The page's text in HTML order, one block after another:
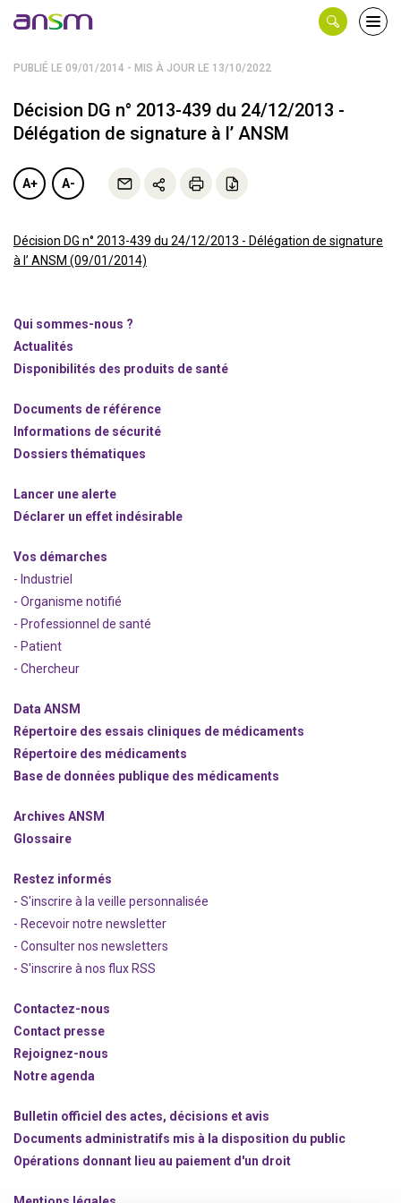
PUBLIÉ LE 09/01/2014 - MIS À JOUR LE 13/10/2022
Décision DG n° 2013-439 du 24/12/2013 -
Délégation de signature à l’ ANSM
A+ A-
Décision DG n° 2013-439 du 24/12/2013 - Délégation de signature
à l’ ANSM (09/01/2014)
Qui sommes-nous ?
Actualités
Disponibilités des produits de santé
Documents de référence
Informations de sécurité
Dossiers thématiques
Lancer une alerte
Déclarer un effet indésirable
Vos démarches
- Industriel
- Organisme notifié
- Professionnel de santé
- Patient
- Chercheur
Data ANSM
Répertoire des essais cliniques de médicaments
Répertoire des médicaments
Base de données publique des médicaments
Archives ANSM
Glossaire
Restez informés
- S'inscrire à la veille personnalisée
- Recevoir notre newsletter
- Consulter nos newsletters
- S'inscrire à nos flux RSS
Contactez-nous
Contact presse
Rejoignez-nous
Notre agenda
Bulletin officiel des actes, décisions et avis
Documents administratifs mis à la disposition du public
Opérations donnant lieu au paiement d'un droit